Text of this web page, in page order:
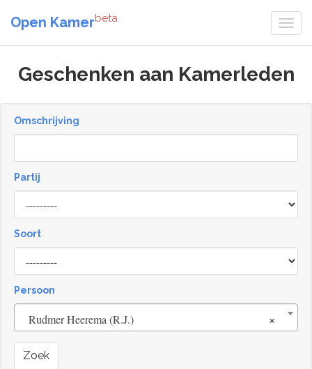
Open Kamerbeta
Geschenken aan Kamerleden
Omschrijving
Partij
Soort
Type
Persoon
×
Rudmer Heerema (R.J.)
Zoek